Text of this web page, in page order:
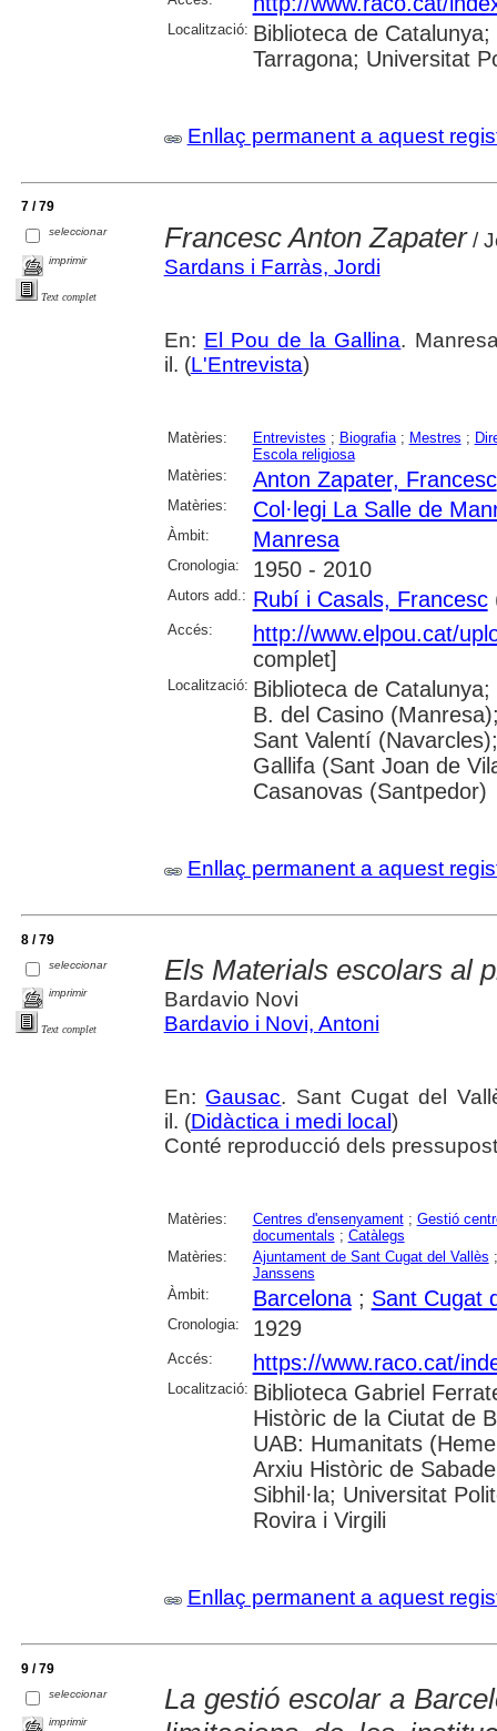
Localització: Biblioteca de
Tarragona; Universitat
Enllaç permanent a aquest
7 / 79
seleccionar
imprimir
Text complet
Francesc Anton Zapater/
Sardans i Farràs, Jordi
En: El Pou de la Gallina.
il. (L'Entrevista)
Matèries: Entrevistes ; Biografia; Mestres ;
Escola religiosa
Matèries:
Anton Zapater, Francesc
Matèries: Col·legi La Salle de
Àmbit: Manresa
Cronologia: 1950 - 2010
Autors add.: Rubí i Casals, Francesc
Accés:
http://www.elpou.cat/
complet]
Localització: Biblioteca de
B. del Casino
Sant Valentí
Gallifa (Sant Joan de
Casanovas (Santpedor)
Enllaç permanent a aquest
8 / 79
seleccionar
imprimir
Text complet
Els Materials escolars al
Bardavio Novi
Bardavio i Novi, Antoni
En: Gausac. Sant Cugat del
il. (Didàctica i medi local)
Conté reproducció dels
Matèries: Centres d'ensenyament; Gestió
documentals ; Catàlegs
Matèries:
Ajuntament de Sant Cugat del Vallès
Janssens
Àmbit:
Barcelona; Sant Cugat
Cronologia: 1929
Accés: https://www.raco.cat/
Localització: Biblioteca Gabriel
Històric de la Ciutat de
UAB: Humanitats
Arxiu Històric de
Sibhil·la; Universitat
Rovira i Virgili
Enllaç permanent a aquest
9 / 79
seleccionar
imprimir
La gestió escolar a